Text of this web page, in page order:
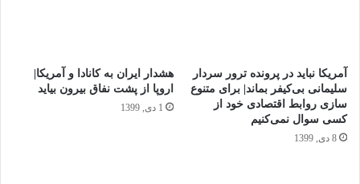
آمریکا نباید در پرونده ترور سردار
سلیمانی بی‌کیفر بماند| برای متنوع
سازی روابط اقتصادی خود از
کسی سوال نمی‌کنیم
8 دی, 1399
هشدار ایران به کانادا و آمریکا|
اروپا از پشت نفاق بیرون بیاید
1 دی, 1399